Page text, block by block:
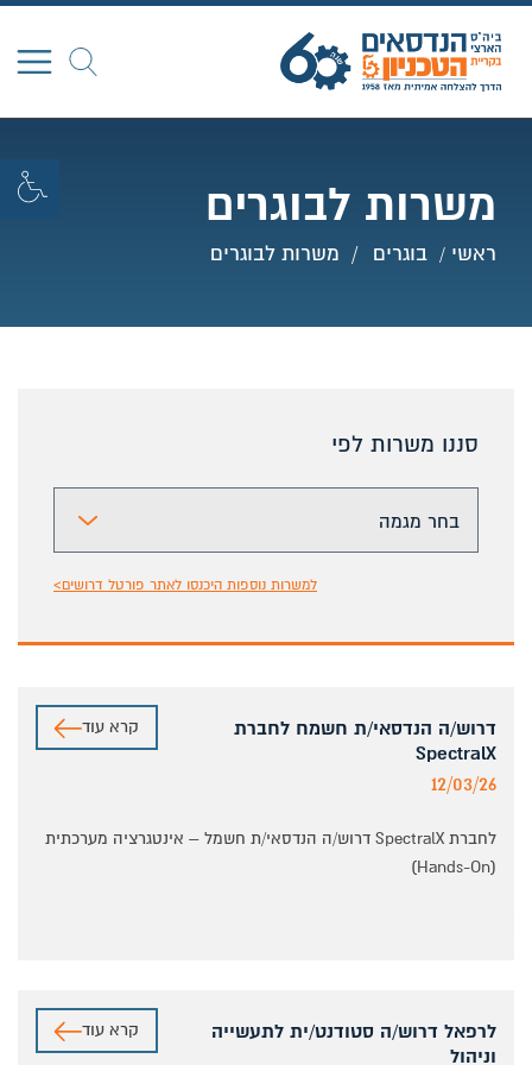
חפש
משרות לבוגרים
ראשי בוגרים משרות לבוגרים
סננו משרות לפי
למשרות נוספות היכנסו לאתר פורטל דרושים>
דרוש/ה הנדסאי/ת חשמח לחברת
SpectralX
12/03/26
לחברת SpectralX דרוש/ה הנדסאי/ת חשמל – אינטגרציה מערכתית
(Hands-On)
קרא עוד
לרפאל דרוש/ה סטודנט/ית לתעשייה
וניהול
קרא עוד